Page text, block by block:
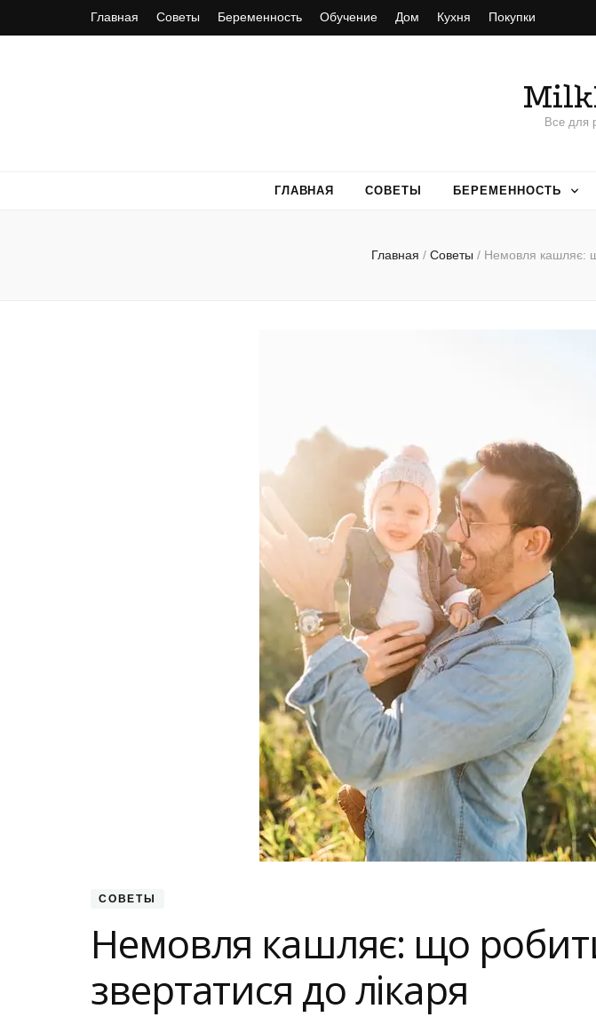
Главная Советы Беременность Обучение Дом Кухня Покупки
Все для
ГЛАВНАЯ СОВЕТЫ БЕРЕМЕННОСТЬ
Главная / Советы / Немовля кашляє:
СОВЕТЫ
Немовля кашляє: що
звертатися до лікаря